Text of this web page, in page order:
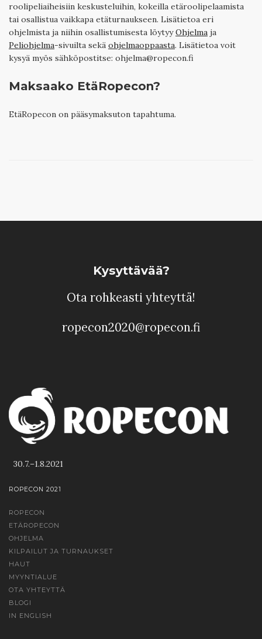
roolipeliaiheisiin keskusteluihin, kokeilla etäroolipelaamista
tai osallistua vaikkapa etäturnaukseen. Lisätietoa eri
ohjelmista ja niihin osallistumisesta löytyyOhjelma ja
Peliohjelma-sivuilta sekä ohjelmaoppaasta. Lisätietoa voit
kysyä myös sähköpostitse: ohjelma@ropecon.fi
Maksaako EtäRopecon?
EtäRopecon on pääsymaksuton tapahtuma.
Kysyttävää?
Ota rohkeasti yhteyttä!
ropecon2020@ropecon.fi
30.7.–1.8.2021
ROPECON 2021
ROPECON
ETÄROPECON
OHJELMA
KILPAILUT JA TURNAUKSET
HAUT
MYYNTIALUE
OTA YHTEYTTÄ
BLOGI
IN ENGLISH